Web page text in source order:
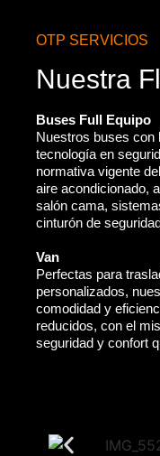
OTP SERVICIOS
Nuestra
Buses Full Equipo
Nuestros buses con
tecnología en
normativa vigente
aire acondicionado,
salón cama,
cinturón de
Van
Perfectas para
personalizados,
comodidad y
reducidos, con el
seguridad y confort